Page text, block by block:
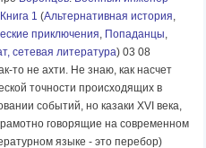
1 (Альтернативная история,
приключения, Попаданцы,
сетевая литература) 03 08
то не ахти. Не знаю, как насчет
точности происходящих в
событий, но казаки XVI века,
говорящие на современном
языке - это перебор)